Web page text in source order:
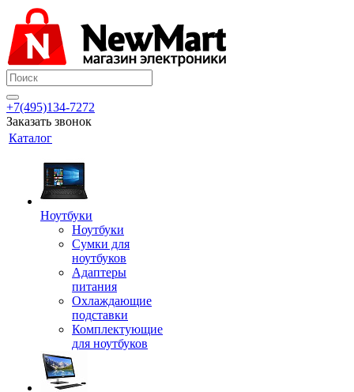
+7(495)134-7272
Заказать звонок
Каталог
Ноутбуки
Ноутбуки
Сумки для
ноутбуков
Адаптеры
питания
Охлаждающие
подставки
Комплектующие
для ноутбуков